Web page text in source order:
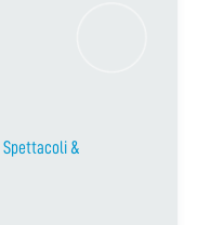
Spettacoli &